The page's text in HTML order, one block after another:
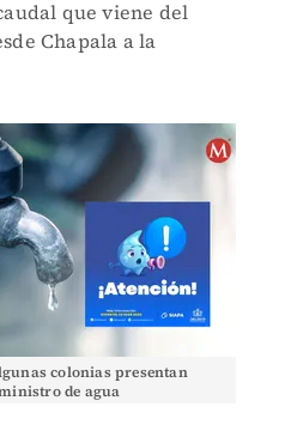
que viene del
Chapala a la
colonias presentan
de agua